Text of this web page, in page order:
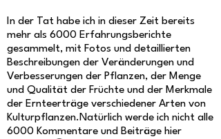
In der Tat habe ich in dieser Zeit bereits
mehr als 6000 Erfahrungsberichte
gesammelt, mit Fotos und detaillierten
Beschreibungen der Veränderungen und
Verbesserungen der Pflanzen, der Menge
und Qualität der Früchte und der Merkmale
der Ernteerträge verschiedener Arten von
Kulturpflanzen.Natürlich werde ich nicht alle
6000 Kommentare und Beiträge hier